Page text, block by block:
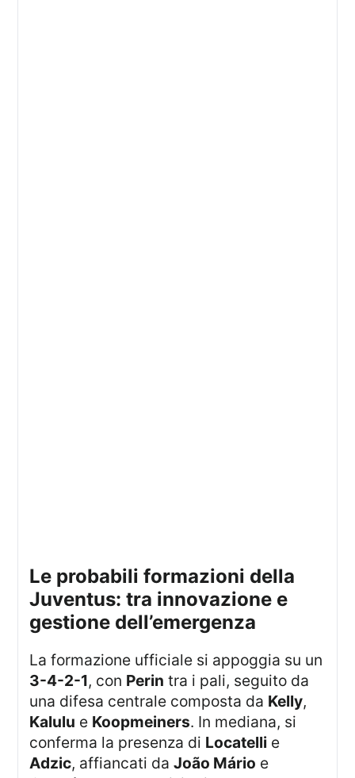
Le probabili formazioni della
Juventus: tra innovazione e
gestione dell’emergenza
La formazione ufficiale si appoggia su un
3-4-2-1, con Perin tra i pali, seguito da
una difesa centrale composta da Kelly,
Kalulu e Koopmeiners. In mediana, si
conferma la presenza di Locatelli e
Adzic, affiancati daJoão Mário e